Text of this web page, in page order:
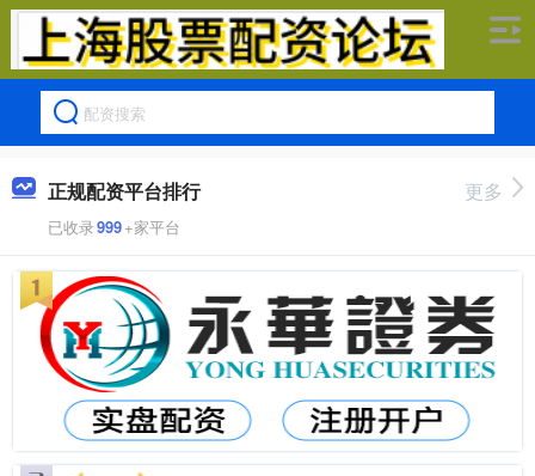
正规配资平台排行
已收录999+家平台
更多